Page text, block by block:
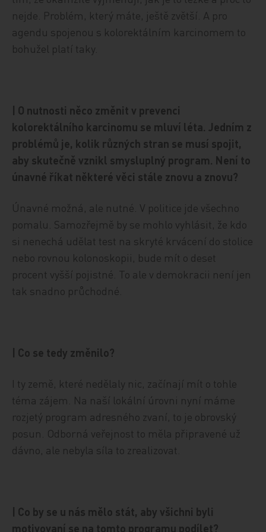
nejde. Problém, který máte, ještě zvětší. A pro
agendu spojenou s kolorektálním karcinomem to
bohužel platí taky.
| O nutnosti něco změnit v prevenci
kolorektálního karcinomu se mluví léta. Jedním z
problémů je, kolik různých stran se musí spojit,
aby skutečně vznikl smysluplný program. Není to
únavné říkat některé věci stále znovu a znovu?
Únavné možná, ale nutné. V politice jde všechno
pomalu. Samozřejmě by se mohlo vyhlásit, že kdo
si nenechá udělat test na skryté krvácení do stolice
nebo rovnou kolonoskopii, bude mít o deset
procent vyšší pojistné. To ale v demokracii není jen
tak snadno průchodné.
| Co se tedy změnilo?
I ty země, které nedělaly nic, začínají mít o tohle
téma zájem. Na naší lokální úrovni nyní máme
rozjetý program adresného zvaní, to je obrovský
posun. Odborná veřejnost to měla připravené už
dávno, ale nebyla síla to zrealizovat.
| Co by se u nás mělo stát, aby všichni byli
motivovaní se na tomto programu podílet?